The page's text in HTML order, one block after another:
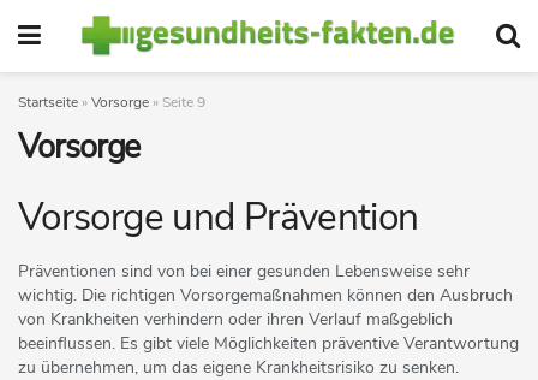
Startseite »Vorsorge » Seite 9
Vorsorge
Vorsorge und Prävention
Präventionen sind von bei einer gesunden Lebensweise sehr
wichtig. Die richtigen Vorsorgemaßnahmen können den Ausbruch
von Krankheiten verhindern oder ihren Verlauf maßgeblich
beeinflussen. Es gibt viele Möglichkeiten präventive Verantwortung
zu übernehmen, um das eigene Krankheitsrisiko zu senken.